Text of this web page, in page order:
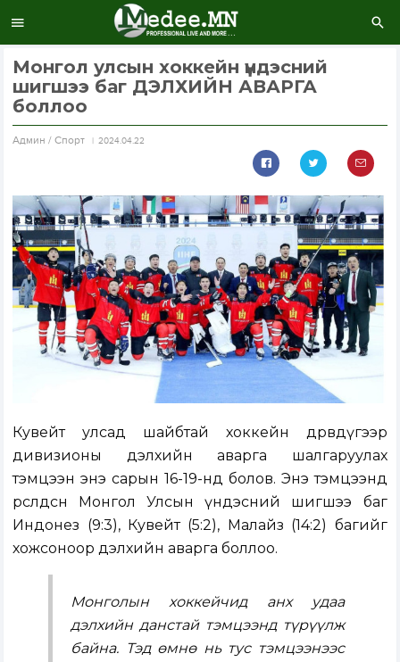
Монгол улсын хоккейн үндэсний
шигшээ баг ДЭЛХИЙН АВАРГА
боллоо
Aдмин / Спорт 2024.04.22
Кувейт улсад шайбтай хоккейн дөрөвдүгээр
дивизионы дэлхийн аварга шалгаруулах
тэмцээн энэ сарын 16-19-нд болов. Энэ тэмцээнд
өрсөлдсөн Монгол Улсын үндэсний шигшээ баг
Индонез (9:3), Кувейт (5:2), Малайз (14:2) багийг
хожсоноор дэлхийн аварга боллоо.
Монголын хоккейчид анх удаа
дэлхийн данстай тэмцээнд түрүүлж
байна. Тэд өмнө нь тус тэмцээнээс